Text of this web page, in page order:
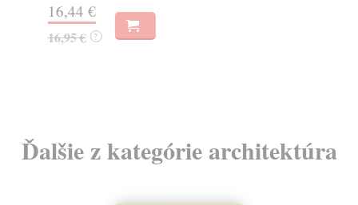
16,44 €
16,95 € ?
Ďalšie z kategórie architektúra